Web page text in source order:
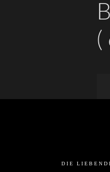
DIE